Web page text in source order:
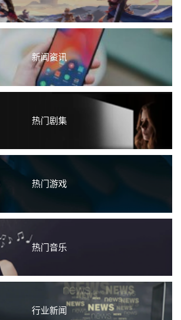
新闻资讯
热门剧集
热门游戏
热门音乐
行业新闻